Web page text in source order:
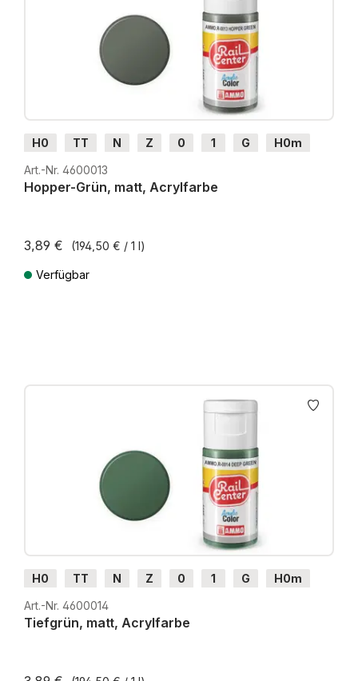
H0 TT N Z 0 1 G
H0m
H0e
Art.-Nr. 4600013
Hopper-Grün, matt, Acrylfarbe
3,89 € (194,50 € / 1 l)
Verfügbar
H0 TT N Z 0 1 G
H0m
H0e
Art.-Nr. 4600014
Tiefgrün, matt, Acrylfarbe